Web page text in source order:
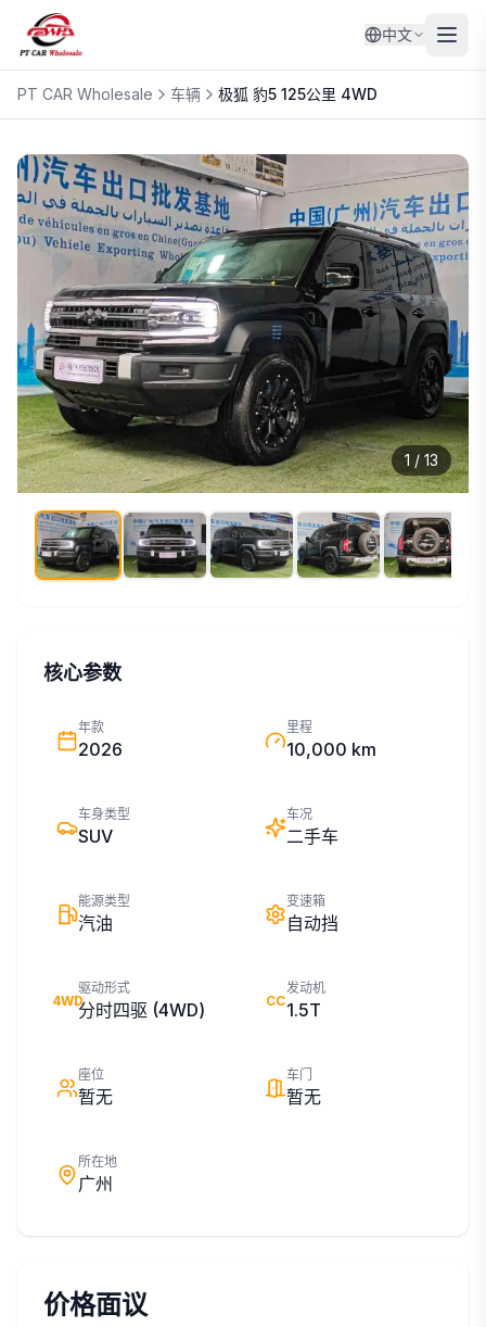
中文
PT CAR Wholesale 车辆 极狐 豹5 125公里 4WD
1 / 13
核心参数
年款
2026
里程
10,000 km
车身类型
SUV
车况
二手车
能源类型
汽油
变速箱
自动挡
4WD
驱动形式
分时四驱 (4WD) CC
发动机
1.5T
座位
暂无
车门
暂无
所在地
广州
价格面议